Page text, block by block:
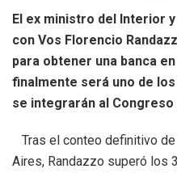
El ex ministro del Interior
con Vos Florencio
para obtener una banca
finalmente será uno de
se integrarán al
Tras el conteo definitivo
Aires, Randazzo superó los